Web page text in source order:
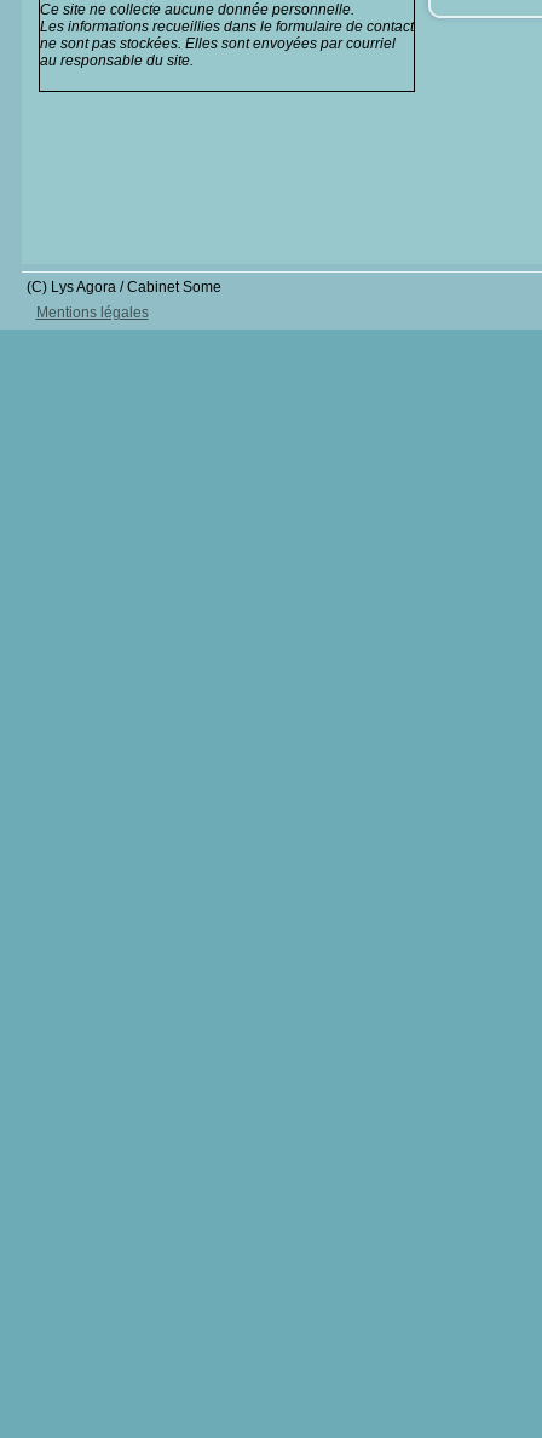
Ce site ne collecte aucune donnée personnelle.
Les informations recueillies dans le formulaire de contact
ne sont pas stockées. Elles sont envoyées par courriel
au responsable du site.
(C) Lys Agora / Cabinet Some
Mentions légales